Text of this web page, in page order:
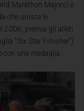
Marathon Majors) è
che unisce le
2006, premia gli atleti
"Six Star Finisher")
con una medaglia